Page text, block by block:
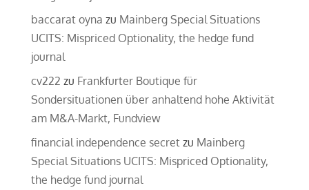
baccarat oyna zu Mainberg Special Situations
UCITS: Mispriced Optionality, the hedge fund
journal
cv222 zu Frankfurter Boutique für
Sondersituationen über anhaltend hohe Aktivität
am M&A-Markt, Fundview
financial independence secretzu Mainberg
Special Situations UCITS: Mispriced Optionality,
the hedge fund journal